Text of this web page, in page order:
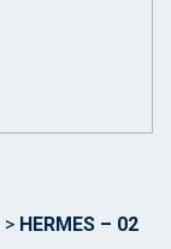
> HERMES – 02